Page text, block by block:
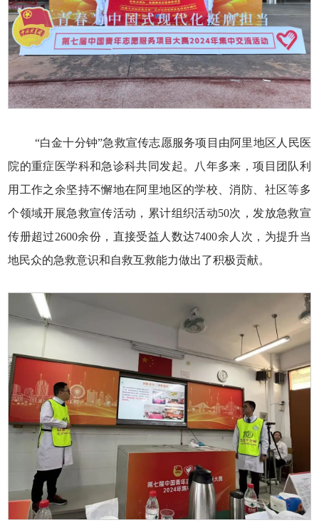
“白金十分钟”急救宣传志愿服务项目由阿里地区人民医
院的重症医学科和急诊科共同发起。八年多来，项目团队利
用工作之余坚持不懈地在阿里地区的学校、消防、社区等多
个领域开展急救宣传活动，累计组织活动50次，发放急救宣
传册超过2600余份，直接受益人数达7400余人次，为提升当
地民众的急救意识和自救互救能力做出了积极贡献。